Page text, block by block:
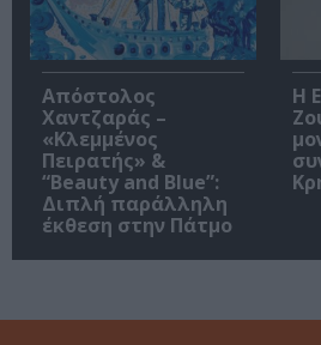
Απόστολος
Χαντζαράς –
«Κλεμμένος
Πειρατής» &
“Beauty and Blue”:
Διπλή παράλληλη
έκθεση στην Πάτμο
Η